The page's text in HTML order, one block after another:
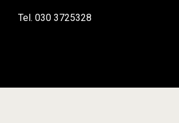
Tel. 030 3725328